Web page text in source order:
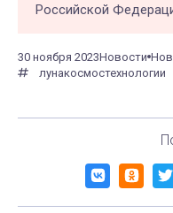
Российской
30 ноября 2023Новости
лунакосмостехнологии